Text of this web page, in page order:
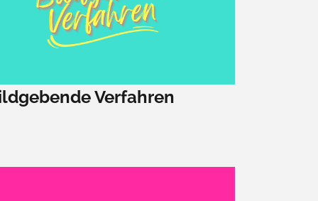
Verfahren